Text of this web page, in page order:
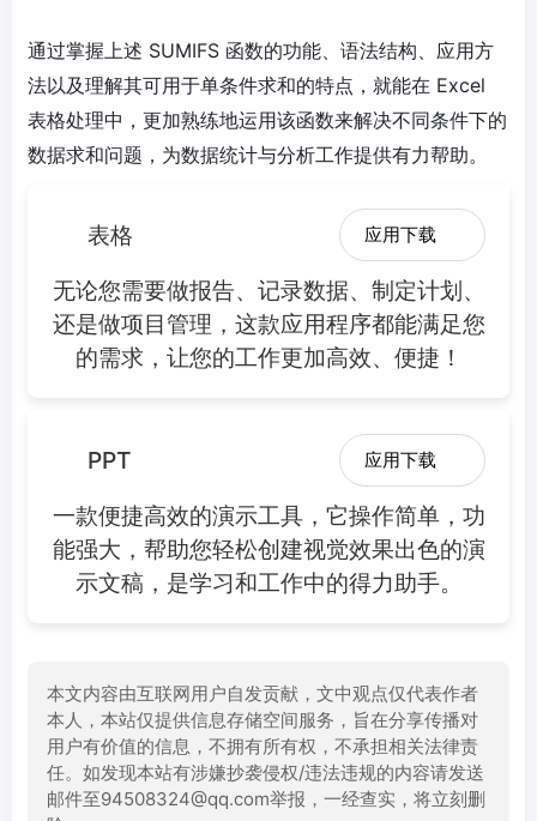
通过掌握上述 SUMIFS 函数的功能、语法结构、应用方
法以及理解其可用于单条件求和的特点，就能在 Excel
表格处理中，更加熟练地运用该函数来解决不同条件下的
数据求和问题，为数据统计与分析工作提供有力帮助。
表格 应用下载
无论您需要做报告、记录数据、制定计划、
还是做项目管理，这款应用程序都能满足您
的需求，让您的工作更加高效、便捷！
PPT 应用下载
一款便捷高效的演示工具，它操作简单，功
能强大，帮助您轻松创建视觉效果出色的演
示文稿，是学习和工作中的得力助手。
本文内容由互联网用户自发贡献，文中观点仅代表作者
本人，本站仅提供信息存储空间服务，旨在分享传播对
用户有价值的信息，不拥有所有权，不承担相关法律责
任。如发现本站有涉嫌抄袭侵权/违法违规的内容请发送
邮件至94508324@qq.com举报，一经查实，将立刻删